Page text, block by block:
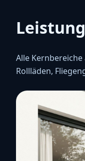
Alle Kernbereiche
Rollläden,